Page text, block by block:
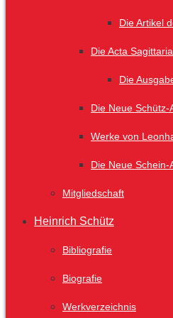
Die Artikel
Die Acta
Die
Die Neue Schütz-
Werke von
Die Neue Schein-
Mitgliedschaft
Heinrich Schütz
Bibliografie
Biografie
Werkverzeichnis